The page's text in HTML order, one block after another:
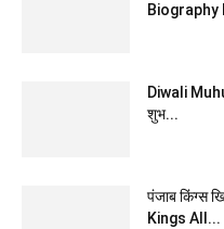
Biography
Diwali
शुभ...
पंजाब किंग्स
Kings All...